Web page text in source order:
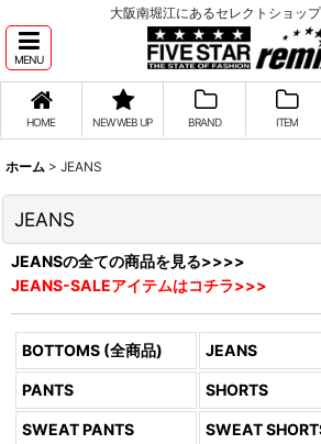
大阪南堀江にあるセレクトショッ
MENU
HOME NEW WEB UP BRAND ITEM
ホーム > JEANS
JEANS
JEANSの全ての商品を見る>>>>
JEANS-SALEアイテムはコチラ>>>
BOTTOMS (全商品) JEANS
PANTS SHORTS
SWEAT PANTS SWEAT